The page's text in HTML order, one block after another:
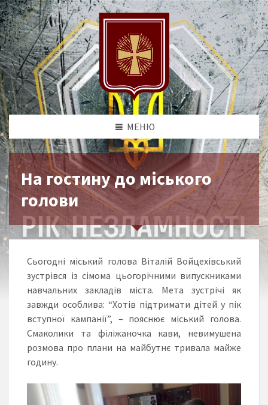
МЕНЮ
На гостину до міського
голови
Сьогодні міський голова Віталій Войцехівський
зустрівся із сімома цьогорічними випускниками
навчальних закладів міста. Мета зустрічі як
завжди особлива: “Хотів підтримати дітей у пік
вступної кампанії”, – пояснює міський голова.
Смаколики та філіжаночка кави, невимушена
розмова про плани на майбутнє тривала майже
годину.